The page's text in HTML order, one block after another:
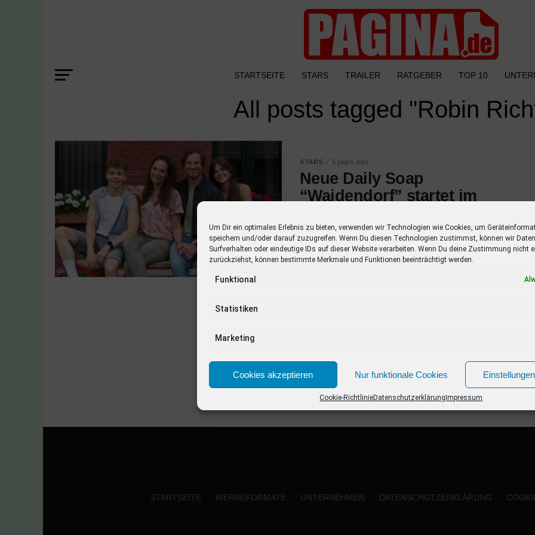
Um Dir ein optimales Erlebnis zu bieten, verwenden wir Technologien wie Cookies, um
speichern und/oder darauf zuzugreifen. Wenn Du diesen Technologien zustimmst, können wir
Surfverhalten oder eindeutige IDs auf dieser Website verarbeiten. Wenn Du deine Zustimmung nicht
zurückziehst, können bestimmte Merkmale und Funktionen beeinträchtigt werden.
Funktional
Statistiken
Marketing
Cookies akzeptieren Nur funktionale Cookies
Cookie-RichtlinieDatenschutzerklärung Impressum
STARTSEITE STARS TRAILER RATGEBER TOP 10
All posts tagged "Robin
STARS 5 years ago
Neue Daily Soap
“Waidendorf” startet im
Die neue RTLZWEI Daily Soap “Waidendorf”
widmet sich den Themen, nach denen sich
viele während der Corona-Pandemie gesehnt
STARTSEITE WERBEFORMATE UNTERNEHMEN DATENSCHUTZERKLÄRUNG